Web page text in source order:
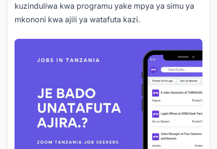
kuzinduliwa kwa programu yake mpya ya simu ya
mkononi kwa ajili ya watafuta kazi.